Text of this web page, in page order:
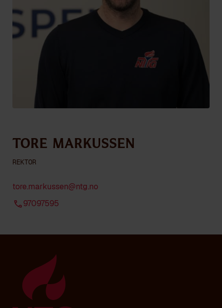
Tore Markussen
REKTOR
tore.markussen@ntg.no
97097595